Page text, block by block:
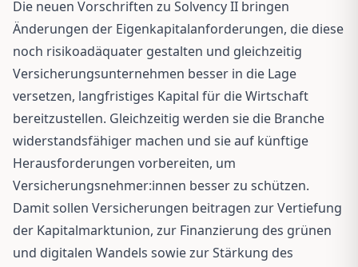
Die neuen Vorschriften zu Solvency II bringen
Änderungen der Eigenkapitalanforderungen, die diese
noch risikoadäquater gestalten und gleichzeitig
Versicherungsunternehmen besser in die Lage
versetzen, langfristiges Kapital für die Wirtschaft
bereitzustellen. Gleichzeitig werden sie die Branche
widerstandsfähiger machen und sie auf künftige
Herausforderungen vorbereiten, um
Versicherungsnehmer:innen besser zu schützen.
Damit sollen Versicherungen beitragen zur Vertiefung
der Kapitalmarktunion, zur Finanzierung des grünen
und digitalen Wandels sowie zur Stärkung des